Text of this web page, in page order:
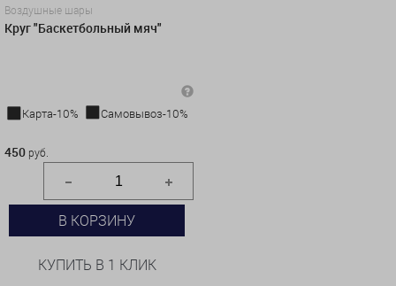
Воздушные шары
Круг "Баскетбольный мяч"
Карта-10%
Самовывоз-10%
450 руб.
В КОРЗИНУ
КУПИТЬ В 1 КЛИК